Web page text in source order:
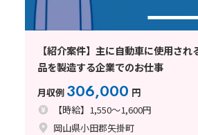
【紹介案件】主に自動車に使用さ
品を製造する企業でのお仕事
月収例 306,000 円
【時給】1,550～1,600円
岡山県小田郡矢掛町